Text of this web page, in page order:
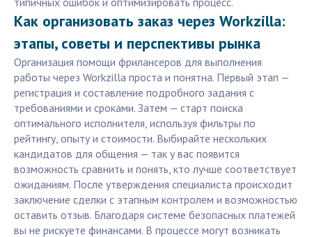
Как организовать заказ через Workzilla:
этапы, советы и перспективы рынка
Организация помощи фрилансеров для выполнения
работы через Workzilla проста и понятна. Первый этап —
регистрация и составление подробного задания с
требованиями и сроками. Затем — старт поиска
оптимального исполнителя, используя фильтры по
рейтингу, опыту и стоимости. Выбирайте нескольких
кандидатов для общения — так у вас появится
возможность сравнить и понять, кто лучше соответствует
ожиданиям. После утверждения специалиста происходит
заключение сделки с этапным контролем и возможностью
оставить отзыв. Благодаря системе безопасных платежей
вы не рискуете финансами. В процессе могут возникать